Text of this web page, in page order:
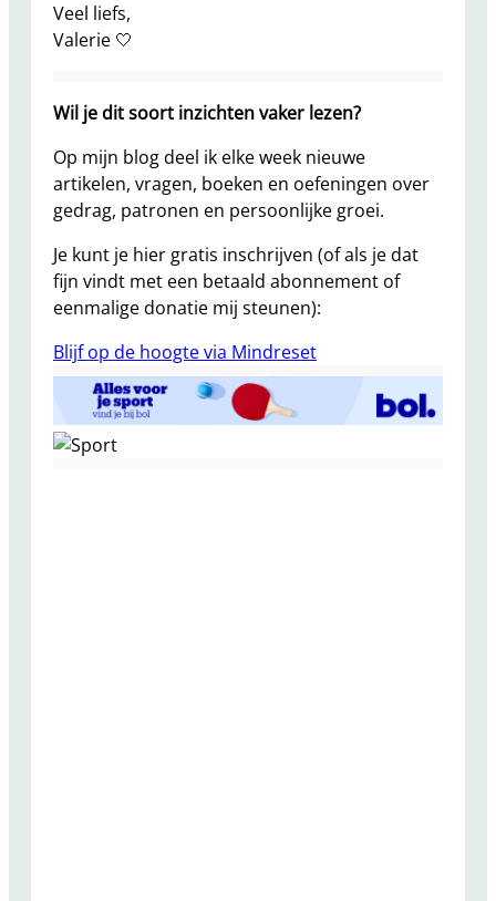
Veel liefs,
Valerie 🤍
Wil je dit soort inzichten vaker lezen?
Op mijn blog deel ik elke week nieuwe
artikelen, vragen, boeken en oefeningen over
gedrag, patronen en persoonlijke groei.
Je kunt je hier gratis inschrijven (of als je dat
fijn vindt met een betaald abonnement of
eenmalige donatie mij steunen):
Blijf op de hoogte via Mindreset